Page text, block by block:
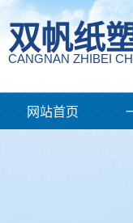
双帆纸
CANGNAN ZHIBEI
网站首页